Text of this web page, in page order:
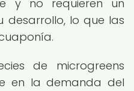
y no requieren un
desarrollo, lo que las
de microgreens
en la demanda del